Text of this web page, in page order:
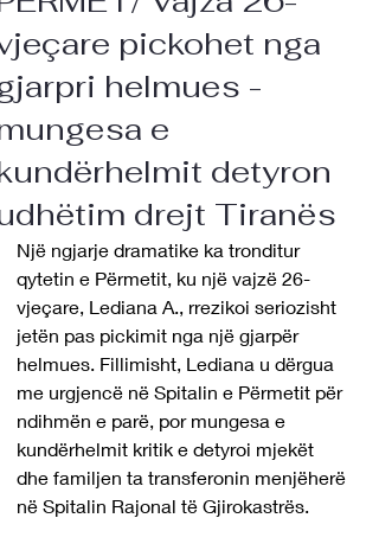
pickohet nga
helmues -
e
detyron
drejt Tiranës
Një ngjarje dramatike ka tronditur
qytetin e Përmetit, ku një vajzë 26-
vjeçare, Lediana A., rrezikoi seriozisht
jetën pas pickimit nga një gjarpër
helmues. Fillimisht, Lediana u dërgua
me urgjencë në Spitalin e Përmetit për
ndihmën e parë, por mungesa e
kundërhelmit kritik e detyroi mjekët
dhe familjen ta transferonin menjëherë
në Spitalin Rajonal të Gjirokastrës.